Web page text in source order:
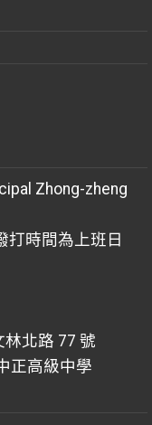
Zhong-zheng
打時間為上班日
北路 77 號
正高級中學